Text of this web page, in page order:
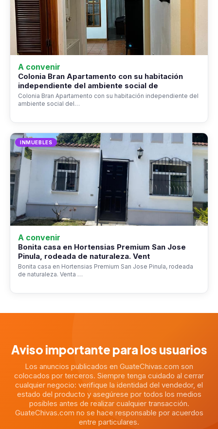
A convenir
Colonia Bran Apartamento con su habitación
independiente del ambiente social de
Colonia Bran Apartamento con su habitación independiente del
ambiente social del…
INMUEBLES
A convenir
Bonita casa en Hortensias Premium San Jose
Pinula, rodeada de naturaleza. Vent
Bonita casa en Hortensias Premium San Jose Pinula, rodeada
de naturaleza. Venta …
Aviso importante para los usuarios
Los anuncios publicados en GuateChivas.com son
colocados por terceros. Siempre tenga cuidado al cerrar
cualquier negocio: verifique la identidad del vendedor, el
estado del producto y asegúrese por todos los medios
posibles antes de realizar cualquier transacción.
GuateChivas.com no se hace responsable por acuerdos
entre particulares.